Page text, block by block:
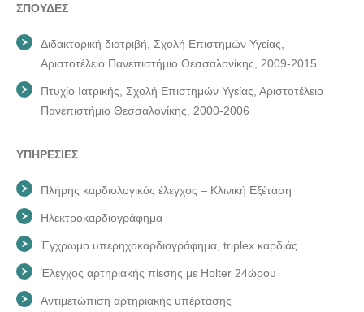
ΣΠΟΥΔΕΣ
Διδακτορική διατριβή, Σχολή Επιστημών Υγείας,
Αριστοτέλειο Πανεπιστήμιο Θεσσαλονίκης, 2009-2015
Πτυχίο Ιατρικής, Σχολή Επιστημών Υγείας, Αριστοτέλειο
Πανεπιστήμιο Θεσσαλονίκης, 2000-2006
ΥΠΗΡΕΣΙΕΣ
Πλήρης καρδιολογικός έλεγχος – Κλινική Εξέταση
Ηλεκτροκαρδιογράφημα
Έγχρωμο υπερηχοκαρδιογράφημα, triplex καρδιάς
Έλεγχος αρτηριακής πίεσης με Holter 24ώρου
Αντιμετώπιση αρτηριακής υπέρτασης